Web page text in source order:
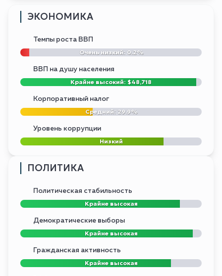
ЭКОНОМИКА
Темпы роста ВВП
Очень низкий: 0.2%
ВВП на душу населения
Крайне высокий: $48,718
Корпоративный налог
Средний: 29.9%
Уровень коррупции
Низкий
ПОЛИТИКА
Политическая стабильность
Крайне высокая
Демократические выборы
Крайне высокая
Гражданская активность
Крайне высокая